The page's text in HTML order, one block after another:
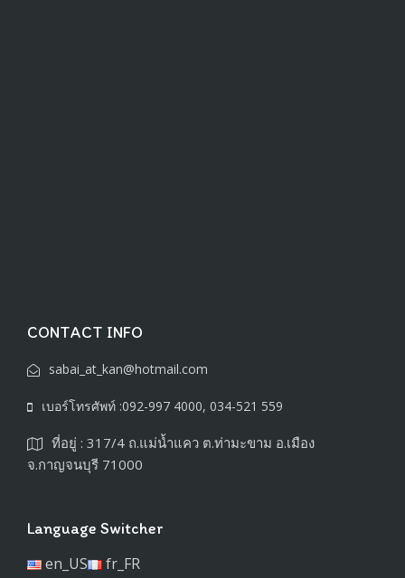
CONTACT INFO
sabai_at_kan@hotmail.com
เบอร์โทรศัพท์ :092-997 4000, 034-521 559
ที่อยู่ : 317/4 ถ.แม่น้ำแคว ต.ท่ามะขาม อ.เมือง
จ.กาญจนบุรี 71000
Language Switcher
en_US
fr_FR